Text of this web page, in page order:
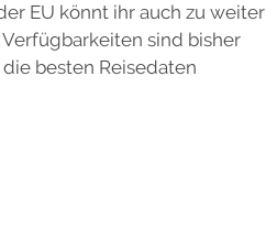
EU könnt ihr auch zu weiter
sind bisher
besten Reisedaten